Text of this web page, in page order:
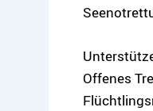
Offenes